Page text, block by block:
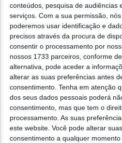
conteúdos, pesquisa de audiências
serviços. Com a sua permissão,
poderemos usar identificação e
precisos através da procura de
consentir o processamento por
nossos 1733 parceiros, conforme
alternativa, pode aceder a
alterar as suas preferências antes
consentimento. Tenha em atenção
dos seus dados pessoais poderá
consentimento, mas que tem o
processamento. As suas
este website. Você pode alterar
consentimento a qualquer
Vítor M.
7 de
@Reporter
Desculpa mas o link
o MSn Messenger 8.
Responder
Vítor M.
7 de
@Rui
Tens de encontrar o que te
janela iniciar e no topo
rato faz propriedades.
clica no botão
geral a opção para